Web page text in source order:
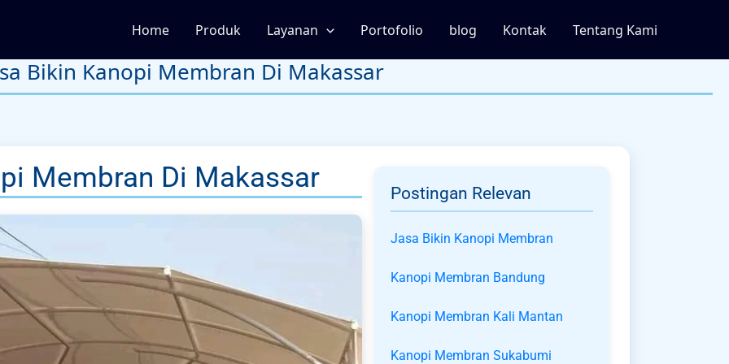
Home Produk Layanan Portofolio blog Kontak Tentang Kami
Bikin Kanopi Membran Di Makassar
Membran Di Makassar Postingan Relevan
Jasa Bikin Kanopi Membran
Kanopi Membran Bandung
Kanopi Membran Kali Mantan
Kanopi Membran Sukabumi